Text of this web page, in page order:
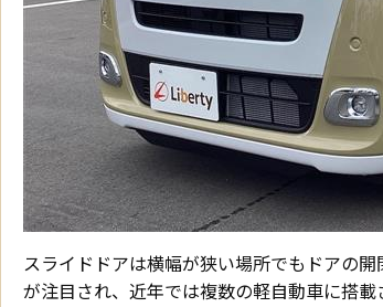
スライドドアは横幅が狭い場所でもドアの
が注目され、近年では複数の軽自動車に搭載